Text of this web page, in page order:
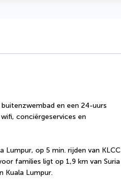
en een 24-uurs
conciërgeservices en
Lumpur, op 5 min. rijden van KLCC
families ligt op 1,9 km van Suria
Kuala Lumpur.